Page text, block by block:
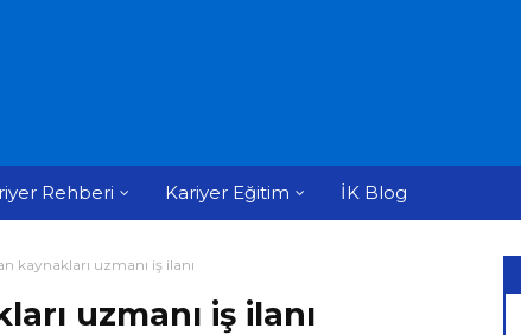
Rehberi Kariyer Eğitim İK Blog
kaynakları uzmanı iş ilanı
uzmanı iş ilanı